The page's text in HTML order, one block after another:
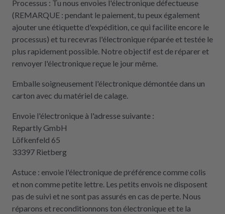
Processus : Tu nous envoies l'électronique défectueuse
(REMARQUE : pendant le paiement, tu peux également
ajouter une étiquette d'expédition, ce qui facilite encore le
processus) et tu recevras l'électronique réparée et testée le
plus rapidement possible. Notre objectif est de réparer et
renvoyer l'électronique reçue le jour même.
Emballe soigneusement l'électronique démontée dans un
carton avec du matériel de calage.
Envoie l'électronique à l'adresse suivante :
Repartly GmbH
Löfkenfeld 65
33397 Rietberg
Astuce : envoie l'électronique de préférence comme colis
et non comme petite lettre. Les petits envois ne disposent
pas de suivi et ne sont pas assurés en cas de perte. Nous
réparons et reconditionnons ton électronique et te la